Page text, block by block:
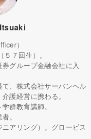
）
７回生）。
グループ金融会社に入
、株式会社サーバンヘル
護経営に携わる。
群教育講師。
。
アリング）。グロービス